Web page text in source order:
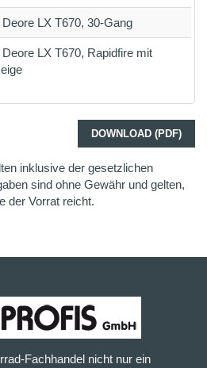
LX T670, 30-Gang
LX T670, Rapidfire mit
DOWNLOAD (PDF)
inklusive der gesetzlichen
sind ohne Gewähr und gelten,
der Vorrat reicht.
Fachhandel nicht nur ein